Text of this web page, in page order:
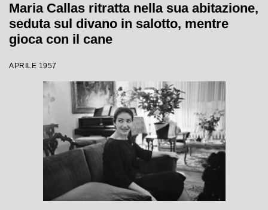
Maria Callas ritratta nella sua abitazione,
seduta sul divano in salotto, mentre
gioca con il cane
APRILE 1957